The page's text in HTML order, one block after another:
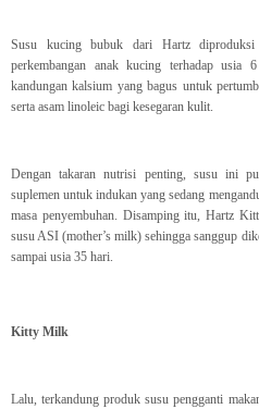
Susu kucing bubuk dari Hartz diproduksi
perkembangan anak kucing terhadap
kandungan kalsium yang bagus untuk
serta asam linoleic bagi kesegaran kulit.
Dengan takaran nutrisi penting, susu ini
suplemen untuk indukan yang sedang
masa penyembuhan. Disamping itu, Hartz
susu ASI (mother’s milk) sehingga sanggup
sampai usia 35 hari.
Kitty Milk
Lalu, terkandung produk susu pengganti